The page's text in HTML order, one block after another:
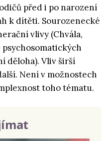
před i po narození
k dítěti. Sourozenecké
vlivy (Chvála,
děloha). Vliv širší
Není v možnostech
toho tématu.